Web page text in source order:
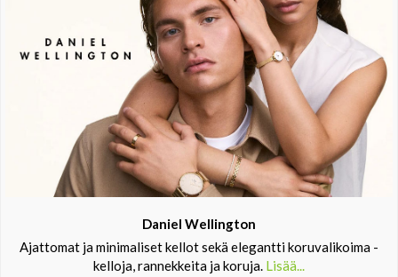
Daniel Wellington
Ajattomat ja minimaliset kellot sekä elegantti koruvalikoima -
kelloja, rannekkeita ja koruja. Lisää...